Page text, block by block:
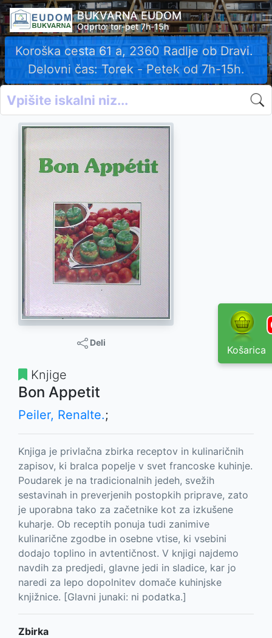
BUKVARNA EUDOM
Odprto: tor-pet 7h-15h
Koroška cesta 61 a, 2360 Radlje ob Dravi.
Delovni čas: Torek - Petek od 7h-15h.
Košarica
Deli
Knjige
Bon Appetit
Peiler, Renalte.;
Knjiga je privlačna zbirka receptov in kulinaričnih
zapisov, ki bralca popelje v svet francoske kuhinje.
Poudarek je na tradicionalnih jedeh, svežih
sestavinah in preverjenih postopkih priprave, zato
je uporabna tako za začetnike kot za izkušene
kuharje. Ob receptih ponuja tudi zanimive
kulinarične zgodbe in osebne vtise, ki vsebini
dodajo toplino in avtentičnost. V knjigi najdemo
navdih za predjedi, glavne jedi in sladice, kar jo
naredi za lepo dopolnitev domače kuhinjske
knjižnice. [Glavni junaki: ni podatka.]
Zbirka